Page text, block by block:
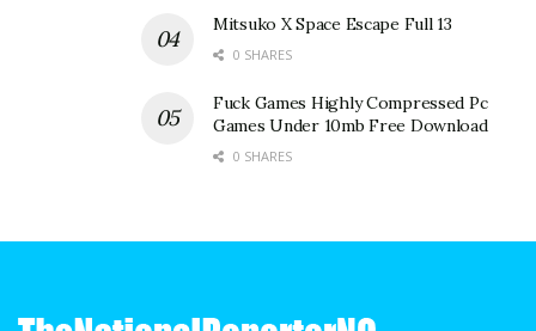
Mitsuko X Space Escape Full 13
0 SHARES
Fuck Games Highly Compressed Pc
Games Under 10mb Free Download
0 SHARES